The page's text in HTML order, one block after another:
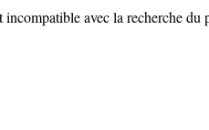
incompatible avec la recherche du